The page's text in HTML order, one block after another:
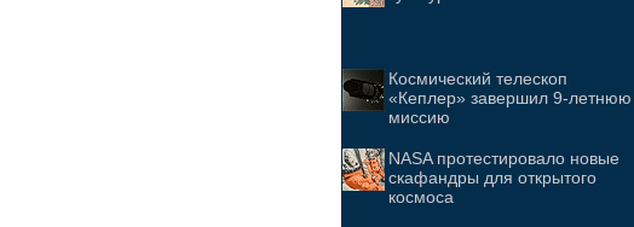
Космический телескоп
«Кеплер» завершил 9-летнюю
миссию
NASA протестировало новые
скафандры для открытого
космоса